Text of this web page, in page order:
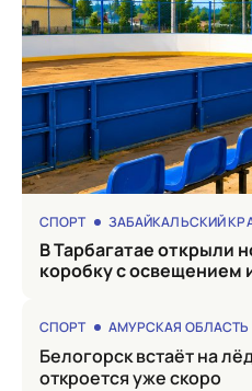
СПОРТ ЗАБАЙКАЛЬСКИЙ
в Тарбагатае открыли новую хоккейную
коробку с освещением
СПОРТ АМУРСКАЯ ОБЛАСТЬ
Белогорск встаёт на
откроется уже скоро